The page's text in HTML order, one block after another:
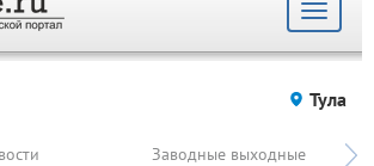
Toggle
Тула
Заводные выходные